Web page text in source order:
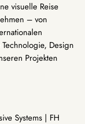
visuelle Reise
– von
Design
Projekten
Systems | FH